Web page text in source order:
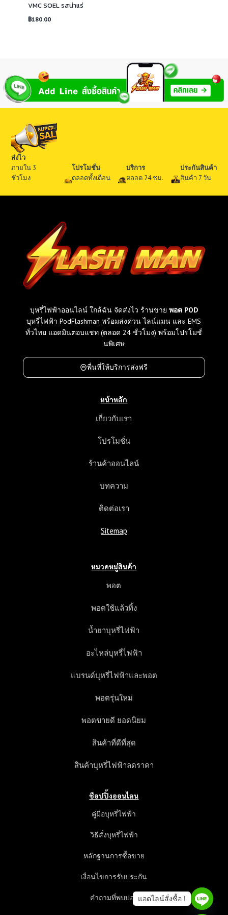
VMC SOEL รสน่าแร่
฿180.00
ส่งไว
ภายใน 3
ชั่วโมง
โปรโมชั่น
ตลอดทั้งเดือน
บริการ
ตลอด 24 ชม.
ประกันสินค้า
สินค้า 7 วัน
บุหรี่ไฟฟ้าออนไลน์ ใกล้ฉัน จัดส่งไว ร้านขาย พอต POD
บุหรี่ไฟฟ้า PodFlashman พร้อมส่งด่วน ไลน์แมน และ EMS
ทั่วไทย แอดมินตอบแชท (ตลอด 24 ชั่วโมง) พร้อมโปรโมชั่
นพิเศษ
พื่นที่ให้บริการส่งฟรี
หน้าหลัก
เกี่ยวกับเรา
โปรโมชั่น
ร้านค้าออนไลน์
บทความ
ติดต่อเรา
Sitemap
หมวดหมู่สินค้า
พอต
พอตใช้แล้วทิ้ง
น้ำยาบุหรี่ไฟฟ้า
อะไหล่บุหรี่ไฟฟ้า
แบรนด์บุหรี่ไฟฟ้าและพอต
พอตรุ่นใหม่
พอตขายดี ยอดนิยม
สินค้าที่ดีที่สุด
สินค้าบุหรี่ไฟฟ้าลดราคา
ช็อปปิ้งออนไลน
คู่มือบุหรี่ไฟฟ้า
วิธีสั่งบุหรี่ไฟฟ้า
หลักฐานการซื้อขาย
เงื่อนไขการรับประกัน
คำถามที่พบบ่อย